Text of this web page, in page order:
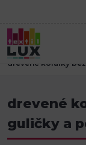
Úvod
drevené korálky
drevené
guličky a